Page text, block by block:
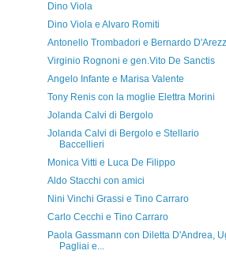
Dino Viola
Dino Viola e Alvaro Romiti
Antonello Trombadori e Bernardo
Virginio Rognoni e gen.Vito De Sanctis
Angelo Infante e Marisa Valente
Tony Renis con la moglie Elettra Morini
Jolanda Calvi di Bergolo
Jolanda Calvi di Bergolo e Stellario
Baccellieri
Monica Vitti e Luca De Filippo
Aldo Stacchi con amici
Nini Vinchi Grassi e Tino Carraro
Carlo Cecchi e Tino Carraro
Paola Gassmann con Diletta D'Andrea,
Pagliai e...